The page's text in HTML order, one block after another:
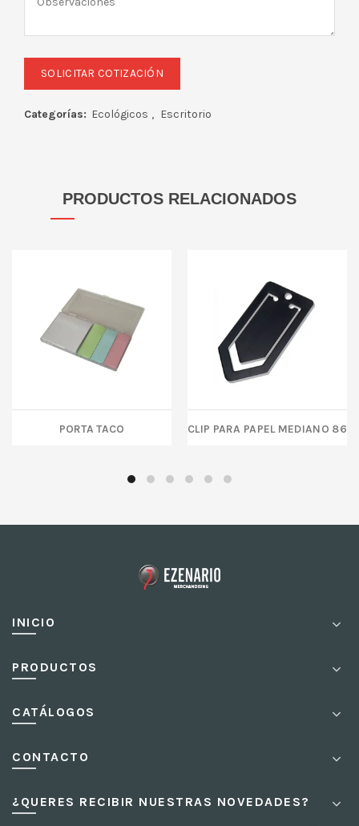
Categorías: Ecológicos , Escritorio
PRODUCTOS RELACIONADOS
PORTA TACO CLIP PARA PAPEL MEDIANO 86
INICIO
PRODUCTOS
CATÁLOGOS
CONTACTO
¿QUERES RECIBIR NUESTRAS NOVEDADES?